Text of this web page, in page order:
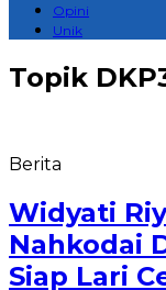
Opini
Unik
Topik
Berita
Widyati
Nahkodai
Siap Lari